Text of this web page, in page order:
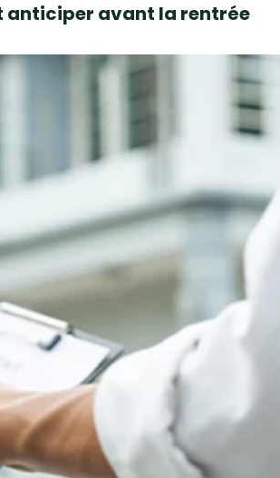
anticiper avant la rentrée